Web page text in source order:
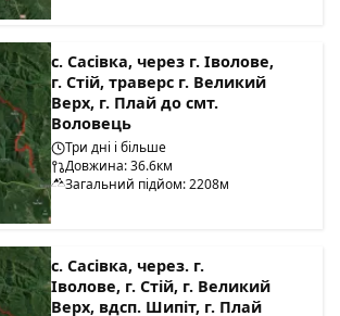
с. Сасівка, через г. Іволове,
г. Стій, траверс г. Великий
Верх, г. Плай до смт.
Воловець
Три дні і більше
Довжина: 36.6км
Загальний підйом: 2208м
с. Сасівка, через. г.
Іволове, г. Стій, г. Великий
Верх, вдсп. Шипіт, г. Плай